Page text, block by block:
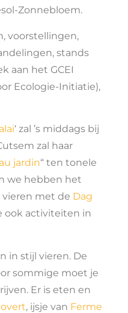
Zonnebloem.
voorstellingen,
stands
aan het GCEI
Ecologie-Initiatie),
‘ zal ’s middags bij
zal haar
jardin“ ten tonele
we hebben het
met de Dag
ook activiteiten in
in stijl vieren. De
sommige moet je
Er is eten en
, ijsje van Ferme